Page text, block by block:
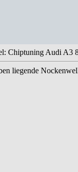
Chiptuning Audi A3
liegende